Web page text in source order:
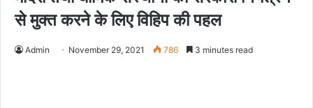
से मुक्त करने के लिए विहिप की पहल
Admin November 29, 2021 786 3 minutes read